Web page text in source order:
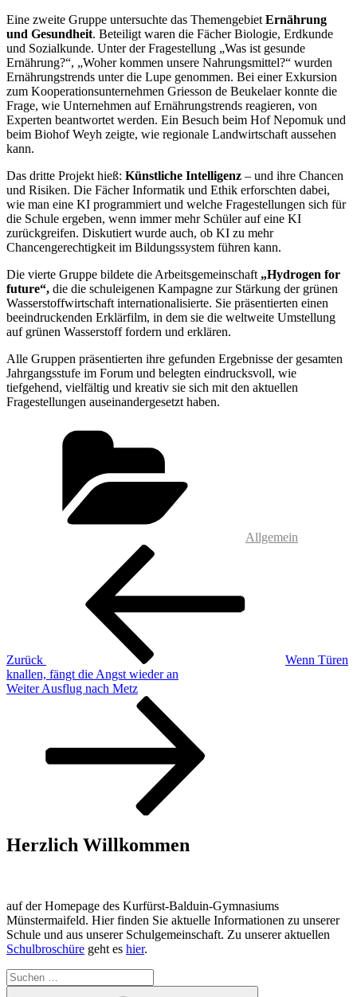
Eine zweite Gruppe untersuchte das Themengebiet Ernährung
und Gesundheit. Beteiligt waren die Fächer Biologie, Erdkunde
und Sozialkunde. Unter der Fragestellung „Was ist gesunde
Ernährung?“, „Woher kommen unsere Nahrungsmittel?“ wurden
Ernährungstrends unter die Lupe genommen. Bei einer Exkursion
zum Kooperationsunternehmen Griesson de Beukelaer konnte die
Frage, wie Unternehmen auf Ernährungstrends reagieren, von
Experten beantwortet werden. Ein Besuch beim Hof Nepomuk und
beim Biohof Weyh zeigte, wie regionale Landwirtschaft aussehen
kann.
Das dritte Projekt hieß: Künstliche Intelligenz – und ihre Chancen
und Risiken. Die Fächer Informatik und Ethik erforschten dabei,
wie man eine KI programmiert und welche Fragestellungen sich für
die Schule ergeben, wenn immer mehr Schüler auf eine KI
zurückgreifen. Diskutiert wurde auch, ob KI zu mehr
Chancengerechtigkeit im Bildungssystem führen kann.
Die vierte Gruppe bildete die Arbeitsgemeinschaft „Hydrogen for
future“, die die schuleigenen Kampagne zur Stärkung der grünen
Wasserstoffwirtschaft internationalisierte. Sie präsentierten einen
beeindruckenden Erklärfilm, in dem sie die weltweite Umstellung
auf grünen Wasserstoff fordern und erklären.
Alle Gruppen präsentierten ihre gefunden Ergebnisse der gesamten
Jahrgangsstufe im Forum und belegten eindrucksvoll, wie
tiefgehend, vielfältig und kreativ sie sich mit den aktuellen
Fragestellungen auseinandergesetzt haben.
Allgemein
Beitragsnavigation
Zurück
Wenn Türen
knallen, fängt die Angst wieder an
Nächster
Weiter Ausflug nach Metz
Herzlich Willkommen
auf der Homepage des Kurfürst-Balduin-Gymnasiums
Münstermaifeld. Hier finden Sie aktuelle Informationen zu unserer
Schule und aus unserer Schulgemeinschaft. Zu unserer aktuellen
Schulbroschüre geht es hier.
Suchen
nach: